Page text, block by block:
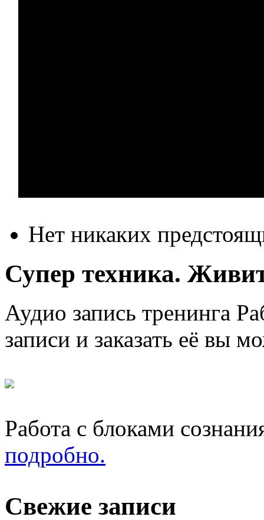
Нет никаких
Супер техника.
Аудио запись тренинга
записи и заказать её вы
Работа с блоками
подробно.
Свежие записи